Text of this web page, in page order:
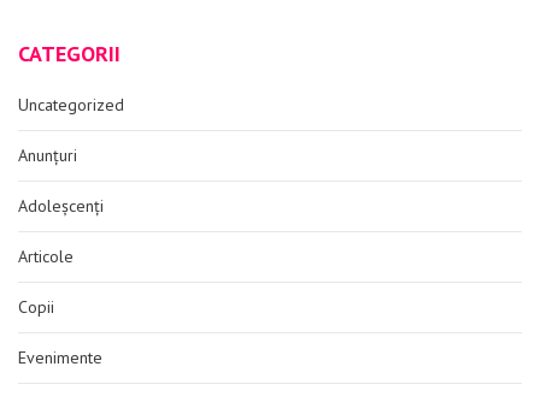
CATEGORII
Uncategorized
Anunțuri
Adoleșcenți
Articole
Copii
Evenimente